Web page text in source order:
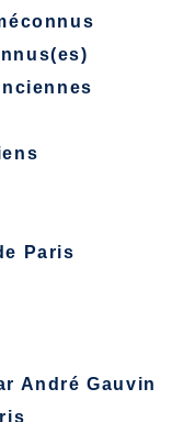
Paris
André Gauvin